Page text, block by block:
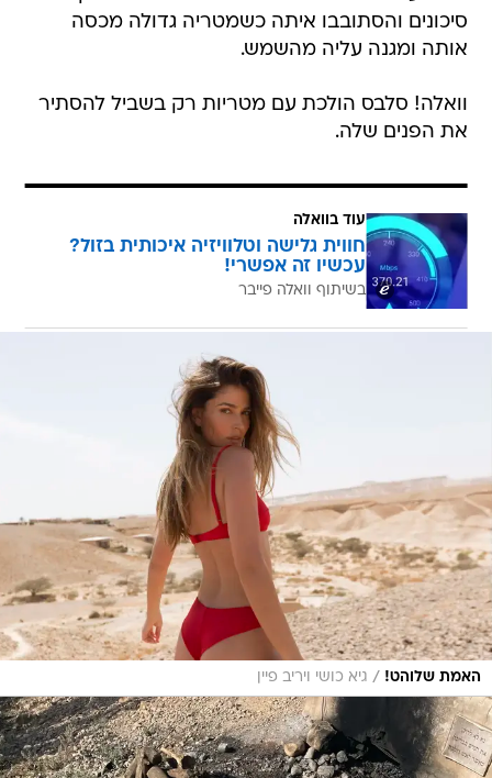
סיכונים והסתובבו איתה כשמטריה גדולה מכסה
אותה ומגנה עליה מהשמש.
וואלה! סלבס הולכת עם מטריות רק בשביל להסתיר
את הפנים שלה.
עוד בוואלה
חווית גלישה וטלוויזיה איכותית בזול?
עכשיו זה אפשרי!
בשיתוף וואלה פייבר
האמת שלוהט! / גיא כושי ויריב פיין